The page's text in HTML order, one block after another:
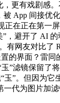
更有戏剧感
App 间接优
在正在第一
避开了 AI
网友对比了
的界面？雷
”滤镜保留了
”。但因为
代为图片加